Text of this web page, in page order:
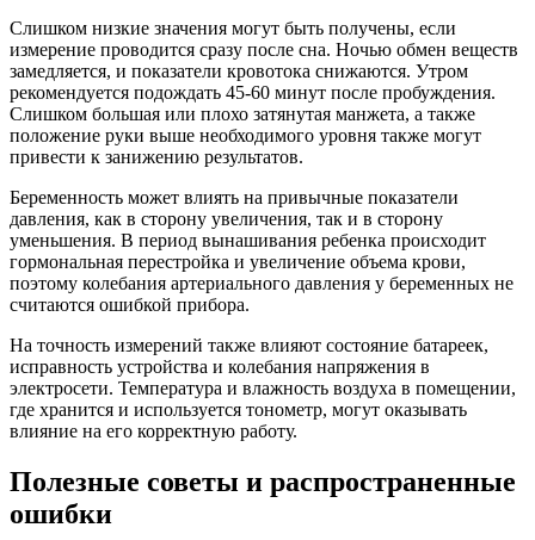
Слишком низкие значения могут быть получены, если
измерение проводится сразу после сна. Ночью обмен веществ
замедляется, и показатели кровотока снижаются. Утром
рекомендуется подождать 45-60 минут после пробуждения.
Слишком большая или плохо затянутая манжета, а также
положение руки выше необходимого уровня также могут
привести к занижению результатов.
Беременность может влиять на привычные показатели
давления, как в сторону увеличения, так и в сторону
уменьшения. В период вынашивания ребенка происходит
гормональная перестройка и увеличение объема крови,
поэтому колебания артериального давления у беременных не
считаются ошибкой прибора.
На точность измерений также влияют состояние батареек,
исправность устройства и колебания напряжения в
электросети. Температура и влажность воздуха в помещении,
где хранится и используется тонометр, могут оказывать
влияние на его корректную работу.
Полезные советы и распространенные
ошибки